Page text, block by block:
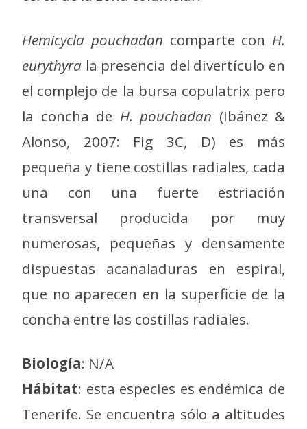
Hemicycla pouchadan comparte con H.
eurythyra la presencia del divertículo en
el complejo de la bursa copulatrix pero
la concha de H. pouchadan (Ibánez &
Alonso, 2007: Fig 3C, D) es más
pequeña y tiene costillas radiales, cada
una con una fuerte estriación
transversal producida por muy
numerosas, pequeñas y densamente
dispuestas acanaladuras en espiral,
que no aparecen en la superficie de la
concha entre las costillas radiales.
Biología: N/A
Hábitat: esta especies es endémica de
Tenerife. Se encuentra sólo a altitudes